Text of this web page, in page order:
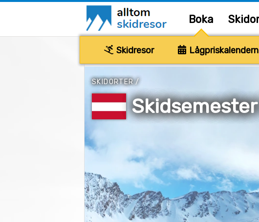
Boka
Skidresor Lågpriskalendern
SKIDORTER/